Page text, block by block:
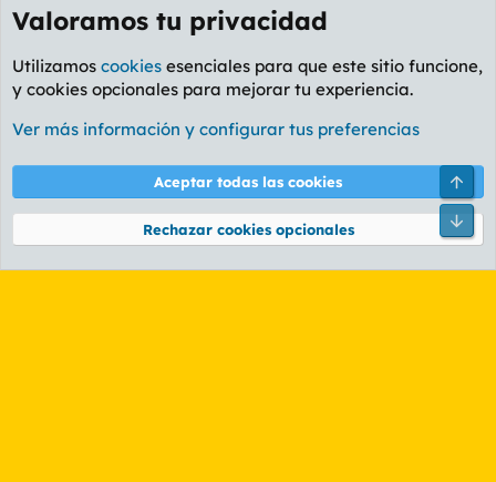
Etiquetas
Cookies
PL OLDSTYLE AMARILLO
Términos y reglas Política de privacidad Ayuda
Community platform by XenForo® © 2010-2026 XenForo Ltd.
Valoramos tu privacidad
Utilizamos cookies esenciales para que este sitio funcione,
y cookies opcionales para mejorar tu experiencia.
Ver más información y configurar tus preferencias
Aceptar todas las cookies
Rechazar cookies opcionales
Pie